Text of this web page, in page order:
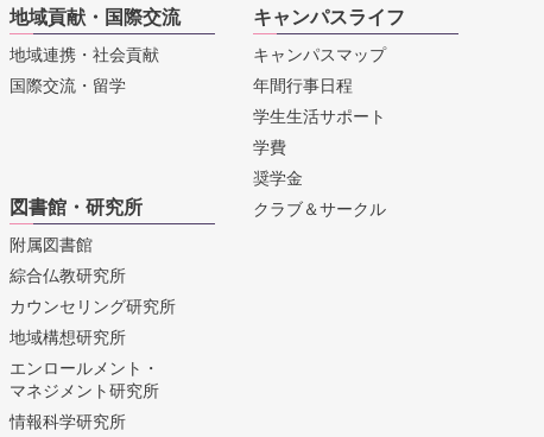
地域貢献・国際交流
地域連携・社会貢献
国際交流・留学
キャンパスライフ
キャンパスマップ
年間行事日程
学生生活サポート
学費
奨学金
クラブ＆サークル
図書館・研究所
附属図書館
綜合仏教研究所
カウンセリング研究所
地域構想研究所
エンロールメント・
マネジメント研究所
情報科学研究所